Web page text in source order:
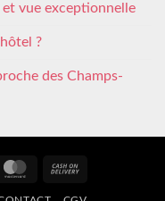
vue exceptionnelle
?
des Champs-
MasterCard